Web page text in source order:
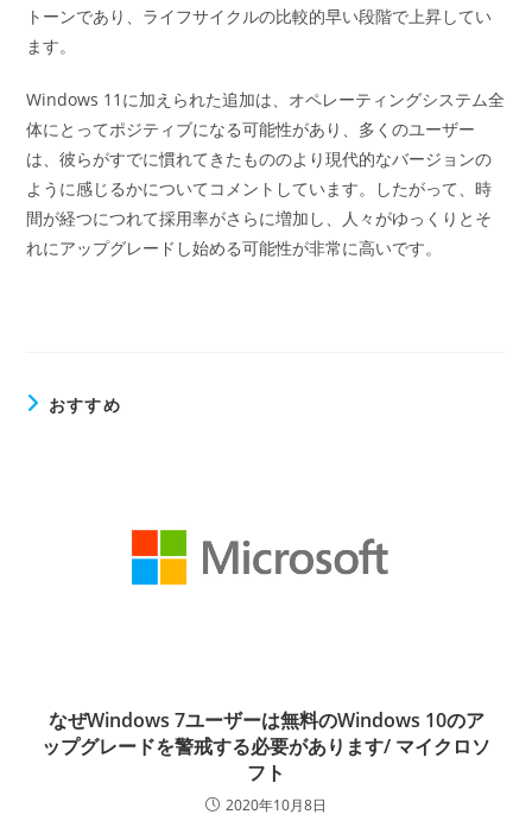
トーンであり、ライフサイクルの比較的早い段階で上昇してい
ます。
Windows 11に加えられた追加は、オペレーティングシステム全
体にとってポジティブになる可能性があり、多くのユーザー
は、彼らがすでに慣れてきたもののより現代的なバージョンの
ように感じるかについてコメントしています。したがって、時
間が経つにつれて採用率がさらに増加し、人々がゆっくりとそ
れにアップグレードし始める可能性が非常に高いです。
おすすめ
なぜWindows 7ユーザーは無料のWindows 10のア
ップグレードを警戒する必要があります/ マイクロソ
フト
2020年10月8日